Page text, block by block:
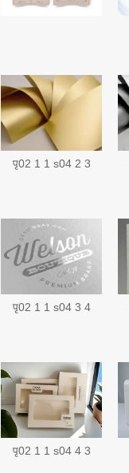
पृ02 1 1 s04 2 3
पृ02 1 1 s04 3 4
पृ02 1 1 s04 4 3